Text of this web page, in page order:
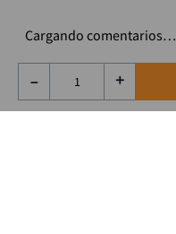
＋
－
Cargando comentarios…